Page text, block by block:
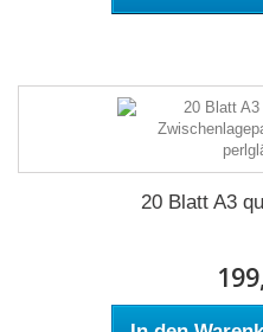
20 Blatt A3